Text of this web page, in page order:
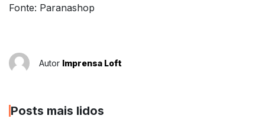
Fonte: Paranashop
Autor Imprensa Loft
Posts mais lidos